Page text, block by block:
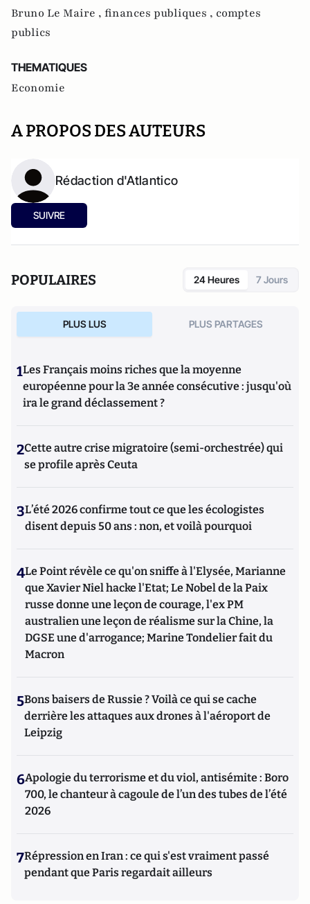
Bruno Le Maire , finances publiques , comptes
publics
THEMATIQUES
Economie
A PROPOS DES AUTEURS
Rédaction d'Atlantico
SUIVRE
POPULAIRES 24 Heures 7 Jours
PLUS LUS PLUS PARTAGES
1Les Français moins riches que la moyenne
européenne pour la 3e année consécutive : jusqu'où
ira le grand déclassement ?
2Cette autre crise migratoire (semi-orchestrée) qui
se profile après Ceuta
3L’été 2026 confirme tout ce que les écologistes
disent depuis 50 ans : non, et voilà pourquoi
4Le Point révèle ce qu'on sniffe à l'Elysée, Marianne
que Xavier Niel hacke l'Etat; Le Nobel de la Paix
russe donne une leçon de courage, l'ex PM
australien une leçon de réalisme sur la Chine, la
DGSE une d'arrogance; Marine Tondelier fait du
Macron
5Bons baisers de Russie ? Voilà ce qui se cache
derrière les attaques aux drones à l'aéroport de
Leipzig
6Apologie du terrorisme et du viol, antisémite : Boro
700, le chanteur à cagoule de l’un des tubes de l’été
2026
7Répression en Iran : ce qui s'est vraiment passé
pendant que Paris regardait ailleurs